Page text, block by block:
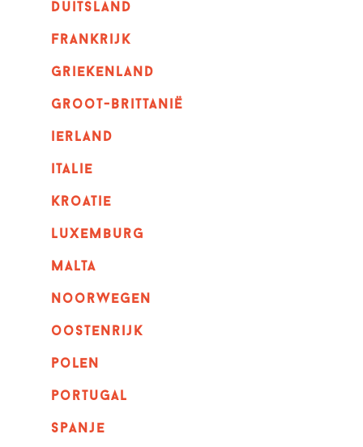
duitsland
frankrijk
griekenland
Groot-Brittanië
ierland
italie
kroatie
luxemburg
malta
noorwegen
oostenrijk
polen
portugal
spanje